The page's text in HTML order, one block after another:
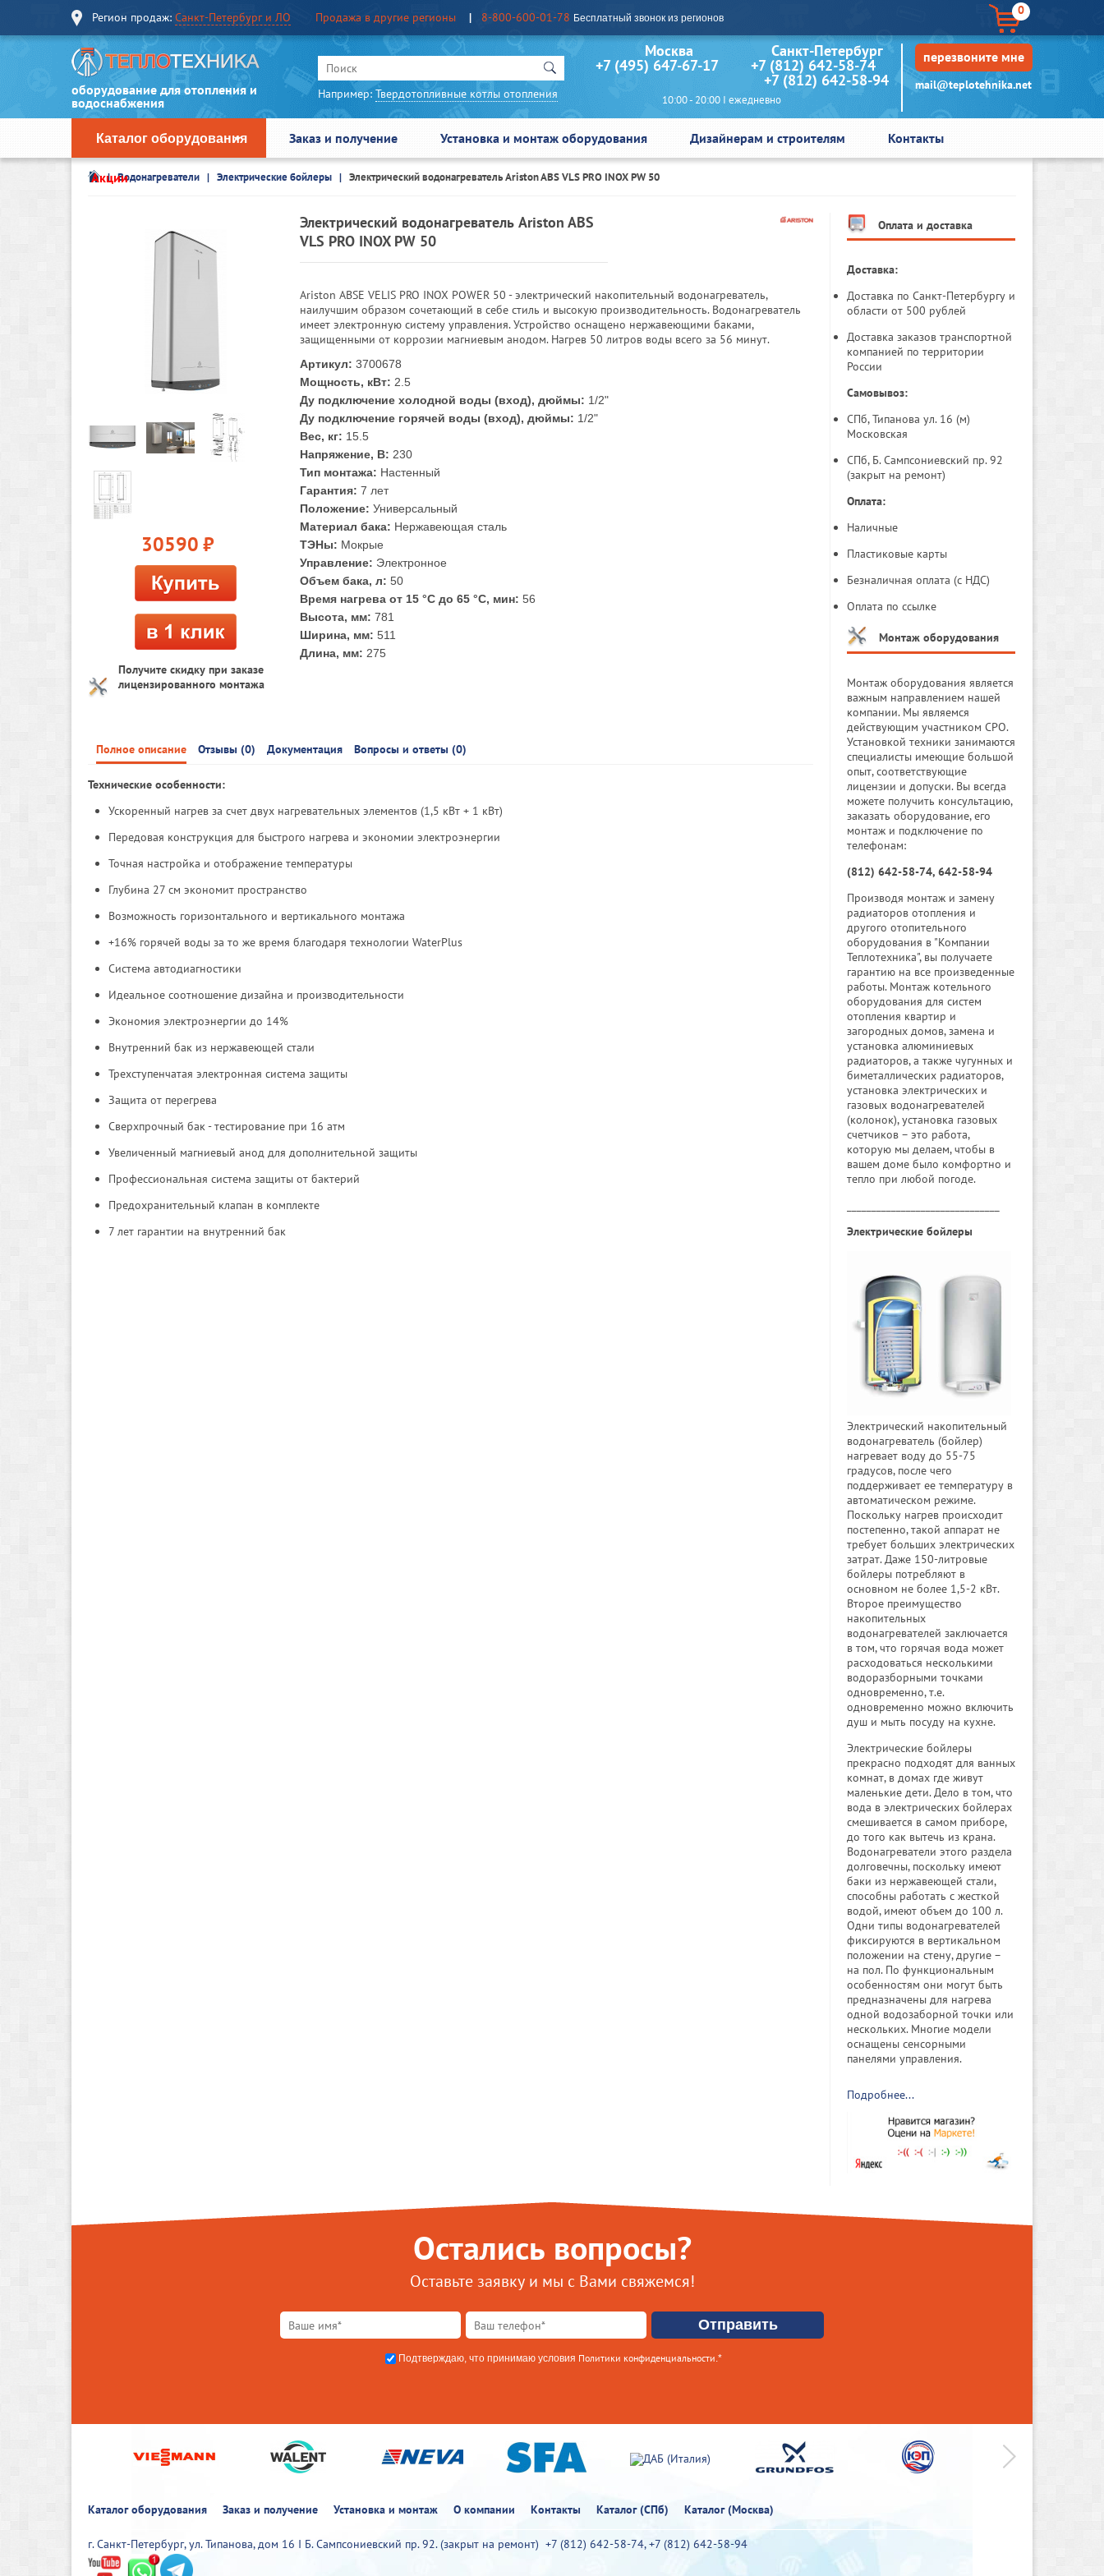
Регион продаж: Санкт-Петербург и ЛО Продажа в другие регионы 8-800-600-01-78 Бесплатный звонок из регионов
0
оборудование для отопления и
водоснабжения
Например: Твердотопливные котлы отопления
Москва Санкт-Петербург
+7 (495) 647-67-17 +7 (812) 642-58-74
+7 (812) 642-58-94
10:00 - 20:00 I ежедневно
перезвоните мне
mail@teplotehnika.net
Каталог оборудования Заказ и получение Установка и монтаж оборудования Дизайнерам и строителям Контакты
АкцииВодонагреватели Электрические бойлеры Электрический водонагреватель Ariston ABS VLS PRO INOX PW 50
30590 руб.
Получите скидку при заказе
лицензированного монтажа
Электрический водонагреватель Ariston ABS
VLS PRO INOX PW 50
Ariston ABSE VELIS PRO INOX POWER 50 - электрический накопительный водонагреватель,
наилучшим образом сочетающий в себе стиль и высокую производительность. Водонагреватель
имеет электронную систему управления. Устройство оснащено нержавеющими баками,
защищенными от коррозии магниевым анодом. Нагрев 50 литров воды всего за 56 минут.
Артикул: 3700678
Мощность, кВт: 2.5
Ду подключение холодной воды (вход), дюймы: 1/2"
Ду подключение горячей воды (вход), дюймы: 1/2"
Вес, кг: 15.5
Напряжение, В: 230
Тип монтажа: Настенный
Гарантия: 7 лет
Положение: Универсальный
Материал бака: Нержавеющая сталь
ТЭНы: Мокрые
Управление: Электронное
Объем бака, л: 50
Время нагрева от 15 °С до 65 °С, мин: 56
Высота, мм: 781
Ширина, мм: 511
Длина, мм: 275
Полное описание Отзывы (0) Документация Вопросы и ответы (0)
Технические особенности:
Ускоренный нагрев за счет двух нагревательных элементов (1,5 кВт + 1 кВт)
Передовая конструкция для быстрого нагрева и экономии электроэнергии
Точная настройка и отображение температуры
Глубина 27 см экономит пространство
Возможность горизонтального и вертикального монтажа
+16% горячей воды за то же время благодаря технологии WaterPlus
Система автодиагностики
Идеальное соотношение дизайна и производительности
Экономия электроэнергии до 14%
Внутренний бак из нержавеющей стали
Трехступенчатая электронная система защиты
Защита от перегрева
Сверхпрочный бак - тестирование при 16 атм
Увеличенный магниевый анод для дополнительной защиты
Профессиональная система защиты от бактерий
Предохранительный клапан в комплекте
7 лет гарантии на внутренний бак
Оплата и доставка
Доставка:
Доставка по Санкт-Петербургу и
области от 500 рублей
Доставка заказов транспортной
компанией по территории
России
Самовывоз:
СПб, Типанова ул. 16 (м)
Московская
СПб, Б. Сампсониевский пр. 92
(закрыт на ремонт)
Оплата:
Наличные
Пластиковые карты
Безналичная оплата (с НДС)
Оплата по ссылке
Монтаж оборудования
Монтаж оборудования является
важным направлением нашей
компании. Мы являемся
действующим участником СРО.
Установкой техники занимаются
специалисты имеющие большой
опыт, соответствующие
лицензии и допуски. Вы всегда
можете получить консультацию,
заказать оборудование, его
монтаж и подключение по
телефонам:
(812) 642-58-74, 642-58-94
Производя монтаж и замену
радиаторов отопления и
другого отопительного
оборудования в "Компании
Теплотехника", вы получаете
гарантию на все произведенные
работы. Монтаж котельного
оборудования для систем
отопления квартир и
загородных домов, замена и
установка алюминиевых
радиаторов, а также чугунных и
биметаллических радиаторов,
установка электрических и
газовых водонагревателей
(колонок), установка газовых
счетчиков – это работа,
которую мы делаем, чтобы в
вашем доме было комфортно и
тепло при любой погоде.
Электрические бойлеры
Электрический накопительный
водонагреватель (бойлер)
нагревает воду до 55-75
градусов, после чего
поддерживает ее температуру в
автоматическом режиме.
Поскольку нагрев происходит
постепенно, такой аппарат не
требует больших электрических
затрат. Даже 150-литровые
бойлеры потребляют в
основном не более 1,5-2 кВт.
Второе преимущество
накопительных
водонагревателей заключается
в том, что горячая вода может
расходоваться несколькими
водоразборными точками
одновременно, т.е.
одновременно можно включить
душ и мыть посуду на кухне.
Электрические бойлеры
прекрасно подходят для ванных
комнат, в домах где живут
маленькие дети. Дело в том, что
вода в электрических бойлерах
смешивается в самом приборе,
до того как вытечь из крана.
Водонагреватели этого раздела
долговечны, поскольку имеют
баки из нержавеющей стали,
способны работать с жесткой
водой, имеют объем до 100 л.
Одни типы водонагревателей
фиксируются в вертикальном
положении на стену, другие –
на пол. По функциональным
особенностям они могут быть
предназначены для нагрева
одной водозаборной точки или
нескольких. Многие модели
оснащены сенсорными
панелями управления.
Подробнее...
Остались вопросы?
Оставьте заявку и мы с Вами свяжемся!
Подтверждаю, что принимаю условия Политики конфиденциальности.*
Каталог оборудования Заказ и получение Установка и монтаж О компании Контакты Каталог (СПб) Каталог (Москва)
г. Санкт-Петербург, ул. Типанова, дом 16 I Б. Сампсониевский пр. 92. (закрыт на ремонт) +7 (812) 642-58-74,+7 (812) 642-58-94